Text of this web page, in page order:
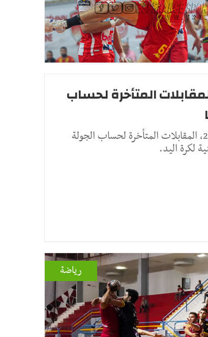
المتأخرة لحساب
دارت أمس الإربعاء 9 أكتوبر 2025، المقابلات المتأخرة لحساب الجولة
لكرة اليد.
رياضة